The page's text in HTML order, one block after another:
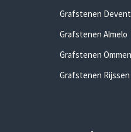
Grafstenen
Grafstenen Almelo
Grafstenen Ommen
Grafstenen Rijssen